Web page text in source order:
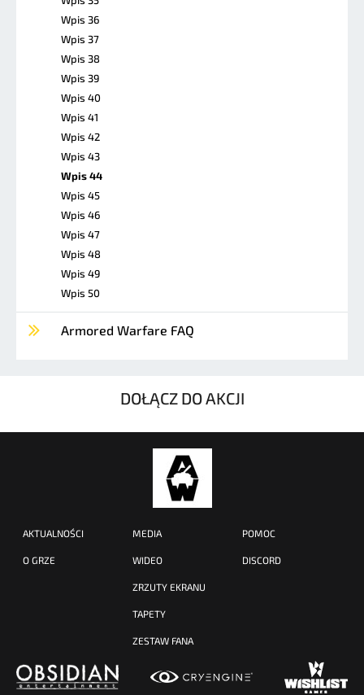
Wpis 36
Wpis 37
Wpis 38
Wpis 39
Wpis 40
Wpis 41
Wpis 42
Wpis 43
Wpis 44
Wpis 45
Wpis 46
Wpis 47
Wpis 48
Wpis 49
Wpis 50
Armored Warfare FAQ
DOŁĄCZ DO AKCJI
AKTUALNOŚCI
O GRZE
MEDIA
WIDEO
ZRZUTY EKRANU
TAPETY
ZESTAW FANA
POMOC
DISCORD